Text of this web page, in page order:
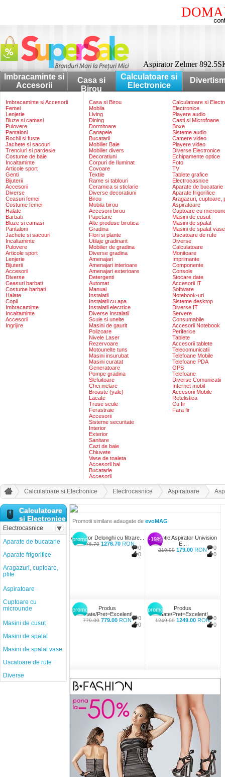
Aspirator Zelmer
Imbracaminte si
Accesorii
Casa si
Birou
Calculatoare si
Electronice
Imbracaminte si Accesorii
Femei
Lenjerie
Bluze si camasi
Pulovere
Pantaloni
Rochii si fuste
Jachete si sacouri
Trenciuri si pardesie
Costume de baie
Incaltaminte
Articole sport
Genti
Bijuterii
Accesorii
Diverse
Ceasuri femei
Costume femei
Halate
Barbati
Bluze si camasi
Pantaloni
Jachete si sacouri
Incaltaminte
Pulovere
Articole sport
Lenjerie
Bijuterii
Accesorii
Diverse
Ceasuri barbati
Costume barbati
Halate
Copii
Imbracaminte
Incaltaminte
Accesorii
Ingrijire
Casa si Birou
Mobila
Living
Dining
Dormitoare
Canapele
Bucatarii
Mobilier Baie
Mobilier divers
Decoratiuni
Corpuri de Iluminat
Covoare
Textile
Rame si tablouri
Ceramica si sticlarie
Diverse decoratiuni
Birou
Mobila birou
Accesorii birou
Papetarie
Alte produse birotica
Gradina
Flori si plante
Utilaje gradinarit
Mobilier de gradina
Diverse gradina
Amenajari
Amenajari interioare
Amenajari exterioare
Detergenti
Automat
Manual
Instalatii
Instalatii cu apa
Instalatii electrice
Diverse Instalatii
Scule si unelte
Masini de gaurit
Polizoare
Nivele Laser
Rezervoare
Motounelte tuns
Masini insurubat
Masini curatat
Generatoare
Pompe gradina
Slefuitoare
Chei inelare
Broaste (yale)
Lacate
Truse scule
Ferastraie
Accesorii
Sisteme securitate
Interior
Exterior
Sanitare
Cazi de baie
Chiuvete
Vase de toaleta
Accesorii bai
Bucatarie
Accesorii
Calculatoare si
Electronice
Playere audio
Casti si Microfoane
Boxe
Sisteme audio
Camere video
Playere video
Diverse Electronice
Echipamente optice
Foto
TV
Tablete grafice
Electrocasnice
Aparate de bucatarie
Aparate frigorifice
Aragazuri, cuptoare,
Aspiratoare
Cuptoare cu
Masini de cusut
Masini de spalat
Masini de spalat vase
Uscatoare de rufe
Diverse
Calculatoare
Monitoare
Imprimante
Componente
Console
Stocare date
Accesorii IT
Software
Notebook-uri
Sisteme desktop
Diverse IT
Servere
Consumabile
Accesorii Notebook
Periferice
Tablete
Accesorii tablete
Telecomunicatii
Telefoane Mobile
Telefoane PDA
GPS
Telefoane
Diverse Comunicatii
Internet mobil
Accesorii Mobile
Retelistica
Cu fir
Fara fir
Calculatoare si Electronice Electrocasnice Aspiratoare
Promotii similare adaugate de evoMAG
promo
0
0
Aspirator Delonghi cu filtrare...
1276.70 1276.70 RON
-19%
0
0
Promotie Aspirator Univision
E...
219.90 179.00 RON
promo
0
0
Produs
Calitate/Pret=Excelent!...
779.00 779.00 RON
promo
0
0
Produs
Calitate/Pret=Excelent!...
1249.00 1249.00 RON
Calculatoare
si Electronice
Electrocasnice
Aparate de bucatarie
Aparate frigorifice
Aragazuri, cuptoare,
plite
Aspiratoare
Cuptoare cu
microunde
Masini de cusut
Masini de spalat
Masini de spalat vase
Uscatoare de rufe
Diverse